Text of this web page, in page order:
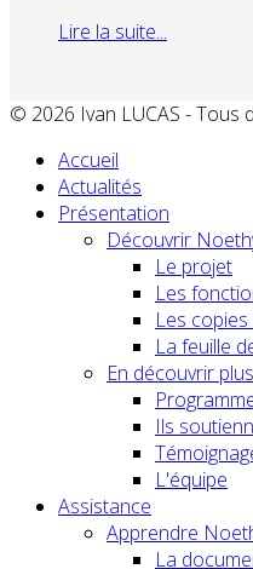
Lire la suite...
© 2026 Ivan LUCAS - Tous
Accueil
Actualités
Présentation
Découvrir
Le projet
Les
Les
La feuille
En découvrir plus
Ils
L'équipe
Assistance
Apprendre
La